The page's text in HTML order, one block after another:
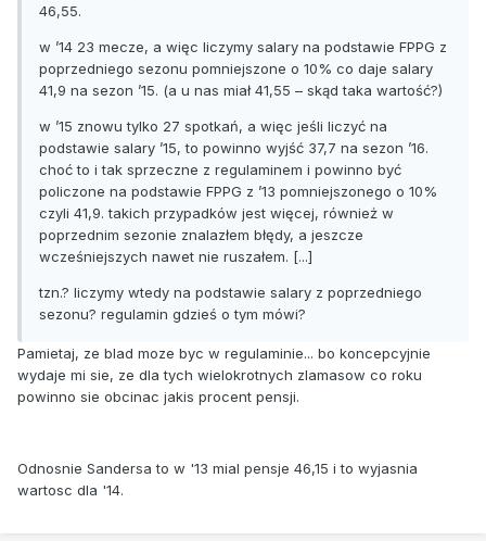
46,55.
w ’14 23 mecze, a więc liczymy salary na podstawie FPPG z
poprzedniego sezonu pomniejszone o 10% co daje salary
41,9 na sezon ’15. (a u nas miał 41,55 – skąd taka wartość?)
w ’15 znowu tylko 27 spotkań, a więc jeśli liczyć na
podstawie salary ’15, to powinno wyjść 37,7 na sezon ’16.
choć to i tak sprzeczne z regulaminem i powinno być
policzone na podstawie FPPG z ’13 pomniejszonego o 10%
czyli 41,9. takich przypadków jest więcej, również w
poprzednim sezonie znalazłem błędy, a jeszcze
wcześniejszych nawet nie ruszałem. [...]
tzn.? liczymy wtedy na podstawie salary z poprzedniego
sezonu? regulamin gdzieś o tym mówi?
Pamietaj, ze blad moze byc w regulaminie... bo koncepcyjnie
wydaje mi sie, ze dla tych wielokrotnych zlamasow co roku
powinno sie obcinac jakis procent pensji.
Odnosnie Sandersa to w '13 mial pensje 46,15 i to wyjasnia
wartosc dla '14.